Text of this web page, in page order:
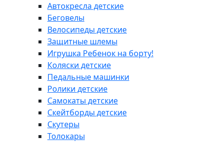
Автокресла детские
Беговелы
Велосипеды детские
Защитные шлемы
Игрушка Ребенок на борту!
Коляски детские
Педальные машинки
Ролики детские
Самокаты детские
Скейтборды детские
Скутеры
Толокары